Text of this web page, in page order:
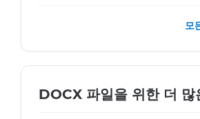
모
DOCX 파일을 위한 더 많